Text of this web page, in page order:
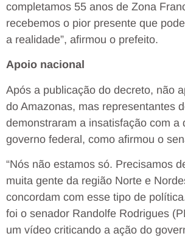
completamos 55 anos de Zona
recebemos o pior presente que
a realidade”, afirmou o prefeito.
Apoio nacional
Após a publicação do decreto, não
do Amazonas, mas representantes
demonstraram a insatisfação com a
governo federal, como afirmou o
“Nós não estamos só. Precisamos
muita gente da região Norte e
concordam com esse tipo de
foi o senador Randolfe Rodrigues
um vídeo criticando a ação do